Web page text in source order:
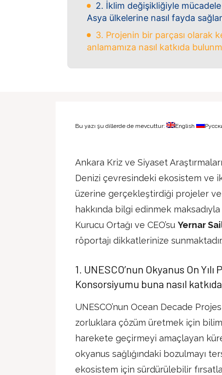
2. İklim değişikliğiyle
Asya ülkelerine nasıl fayda
3. Projenin bir parçası olarak
anlamamıza nasıl katkıda
Bu yazı şu dillerde de mevcuttur: English
Ankara Kriz ve Siyaset
Denizi çevresindeki ekosistem ve
üzerine gerçekleştirdiği projeler
hakkında bilgi edinmek
Kurucu Ortağı ve CEO’su Yernar
röportajı dikkatlerinize sunmaktadır.
1. UNESCO’nun Okyanus On
Konsorsiyumu buna nasıl
UNESCO’nun Ocean Decade
zorluklara çözüm üretmek için
harekete geçirmeyi amaçlayan
okyanus sağlığındaki bozulmayı
ekosistem için sürdürülebilir